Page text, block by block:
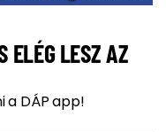
ELÉG LESZ AZ
a DÁP app!